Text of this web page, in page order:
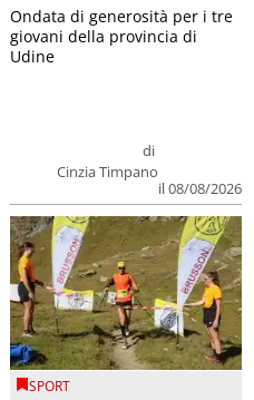
di
Cinzia Timpano
il 08/08/2026
Ondata di generosità per i tre
giovani della provincia di
Udine
SPORT